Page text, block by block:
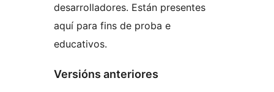
desarrolladores. Están presentes
aquí para fins de proba e
educativos.
Versións anteriores